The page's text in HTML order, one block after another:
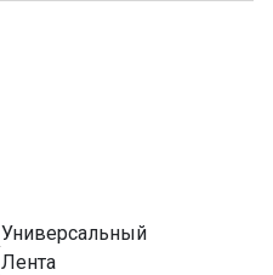
Универсальный
Лента